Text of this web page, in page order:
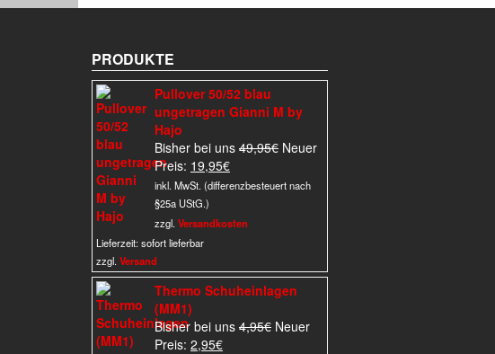
PRODUKTE
Pullover 50/52 blau
ungetragen Gianni M by
Hajo
Bisher bei uns 49,95€ Ursprünglicher
war:
Neuer
Preis: 19,95€Aktueller
Preis
19,95€.
inkl. MwSt. (differenzbesteuert nach
§25a UStG.)
zzgl. Versandkosten
Lieferzeit:sofort lieferbar
zzgl. Versand
Thermo Schuheinlagen
(MM1)
Bisher bei uns 4,95€ Ursprünglicher
Neuer
Preis: 2,95€Aktueller